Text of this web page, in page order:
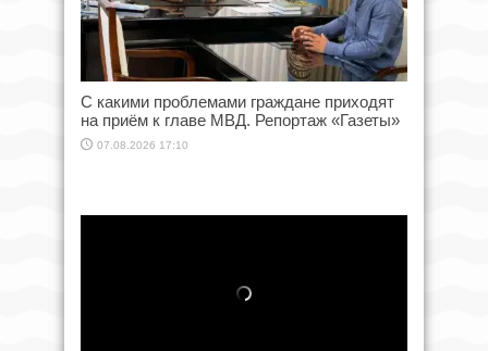
С какими проблемами граждане приходят
на приём к главе МВД. Репортаж «Газеты»
07.08.2026 17:10